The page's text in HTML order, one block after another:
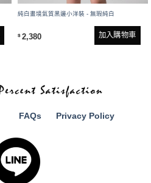
純白畫境氣質黑邊小洋裝 - 無瑕純白
$ 2,380 加入購物車
FAQs Privacy Policy